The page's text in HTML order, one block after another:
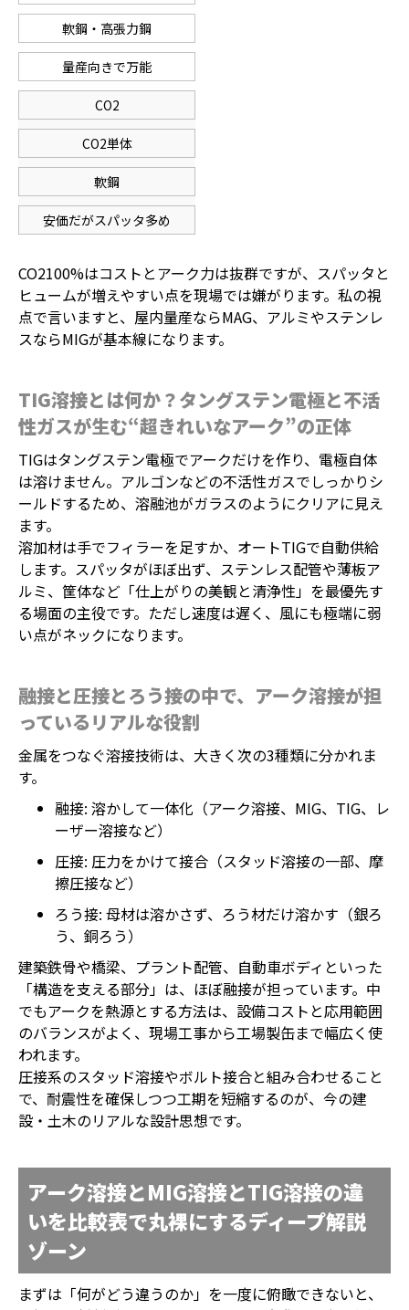
軟鋼・高張力鋼
量産向きで万能
CO2
CO2単体
軟鋼
安価だがスパッタ多め
CO2100%はコストとアーク力は抜群ですが、スパッタと
ヒュームが増えやすい点を現場では嫌がります。私の視
点で言いますと、屋内量産ならMAG、アルミやステンレ
スならMIGが基本線になります。
TIG溶接とは何か？タングステン電極と不活
性ガスが生む“超きれいなアーク”の正体
TIGはタングステン電極でアークだけを作り、電極自体
は溶けません。アルゴンなどの不活性ガスでしっかりシ
ールドするため、溶融池がガラスのようにクリアに見え
ます。
溶加材は手でフィラーを足すか、オートTIGで自動供給
します。スパッタがほぼ出ず、ステンレス配管や薄板ア
ルミ、筐体など「仕上がりの美観と清浄性」を最優先す
る場面の主役です。ただし速度は遅く、風にも極端に弱
い点がネックになります。
融接と圧接とろう接の中で、アーク溶接が担
っているリアルな役割
金属をつなぐ溶接技術は、大きく次の3種類に分かれま
す。
融接: 溶かして一体化（アーク溶接、MIG、TIG、レ
ーザー溶接など）
圧接: 圧力をかけて接合（スタッド溶接の一部、摩
擦圧接など）
ろう接: 母材は溶かさず、ろう材だけ溶かす（銀ろ
う、銅ろう）
建築鉄骨や橋梁、プラント配管、自動車ボディといった
「構造を支える部分」は、ほぼ融接が担っています。中
でもアークを熱源とする方法は、設備コストと応用範囲
のバランスがよく、現場工事から工場製缶まで幅広く使
われます。
圧接系のスタッド溶接やボルト接合と組み合わせること
で、耐震性を確保しつつ工期を短縮するのが、今の建
設・土木のリアルな設計思想です。
アーク溶接とMIG溶接とTIG溶接の違
いを比較表で丸裸にするディープ解説
ゾーン
まずは「何がどう違うのか」を一度に俯瞰できないと、